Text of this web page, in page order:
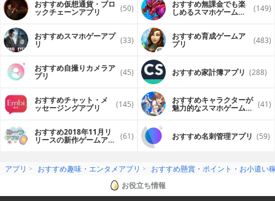
おすすめ仮想通貨・ブロ
ックチェーンアプリ (50) おすすめ無課金でも楽
しめるスマホゲームア (149)
おすすめスマホゲーアプ
リ (33) おすすめ育成ゲームア
プリ (483)
おすすめ自撮りカメラア
プリ (45) おすすめ家計簿アプリ (288)
おすすめチャット・メ
ッセージングアプリ (145) おすすめキャラクターが
魅力的なスマホゲームア (41)
おすすめ2018年11月リ
リースの新作ゲームアプ (61) おすすめ名刺管理アプリ (59)
アプリ おすすめ趣味・エンタメアプリ
おすすめ懸賞・ポイント・お小遣い
お役立ち情報